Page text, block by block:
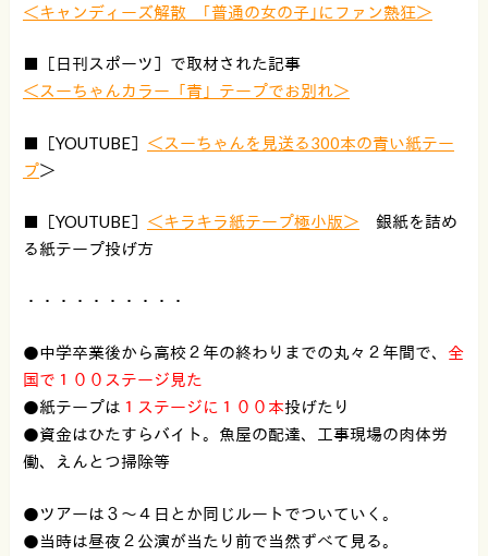
＜キャンディーズ解散 ｢普通の女の子｣にファン熱狂＞
■［日刊スポーツ］で取材された記事
＜スーちゃんカラー「青」テープでお別れ＞
■［YOUTUBE］ ＜ スーちゃんを見送る300本の青い紙テー
プ＞
■［YOUTUBE］ ＜キラキラ紙テープ極小版＞ 銀紙を詰め
る紙テープ投げ方
・・・・・・・・・・
●中学卒業後から高校２年の終わりまでの丸々２年間で、 全
国で１００ステージ見た
●紙テープは １ステージに１００本投げたり
●資金はひたすらバイト。魚屋の配達、工事現場の肉体労
働、えんとつ掃除等
●ツアーは３〜４日とか同じルートでついていく。
●当時は昼夜２公演が当たり前で当然ずべて見る。